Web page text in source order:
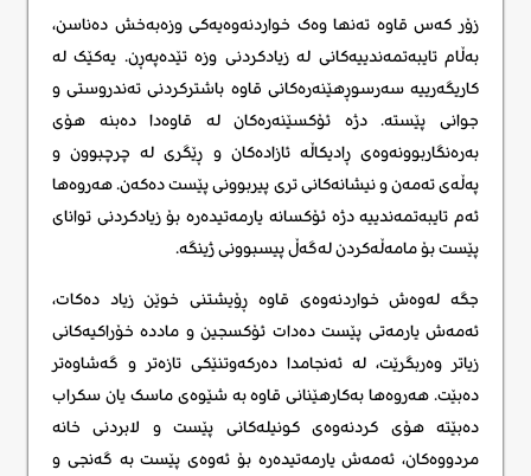
زۆر کەس قاوە تەنها وەک خواردنەوەیەکی وزەبەخش دەناسن،
بەڵام تایبەتمەندییەکانی لە زیادکردنی وزە تێدەپەڕن. یەکێک لە
کاریگەرییە سەرسوڕهێنەرەکانی قاوە باشترکردنی تەندروستی و
جوانی پێستە. دژە ئۆکسێنەرەکان لە قاوەدا دەبنە هۆی
بەرەنگاربوونەوەی ڕادیکاڵە ئازادەکان و ڕێگری لە چرچبوون و
پەڵەی تەمەن و نیشانەکانی تری پیربوونی پێست دەکەن. هەروەها
ئەم تایبەتمەندییە دژە ئۆکسانە یارمەتیدەرە بۆ زیادکردنی توانای
پێست بۆ مامەڵەکردن لەگەڵ پیسبوونی ژینگە.
جگە لەوەش خواردنەوەی قاوە ڕۆیشتنی خوێن زیاد دەکات،
ئەمەش یارمەتی پێست دەدات ئۆکسجین و ماددە خۆراکیەکانی
زیاتر وەربگرێت، لە ئەنجامدا دەرکەوتنێکی تازەتر و گەشاوەتر
دەبێت. هەروەها بەکارهێنانی قاوە بە شێوەی ماسک یان سکراب
دەبێتە هۆی کردنەوەی کونیلەکانی پێست و لابردنی خانە
مردووەکان، ئەمەش یارمەتیدەرە بۆ ئەوەی پێست بە گەنجی و